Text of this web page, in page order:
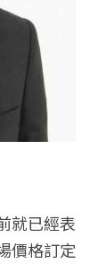
就已經表
價格訂定